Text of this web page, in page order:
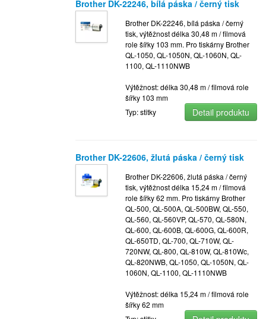
Brother DK-22246, bílá páska / černý tisk
Brother DK-22246, bílá páska / černý
tisk, výtěžnost délka 30,48 m / filmová
role šířky 103 mm. Pro tiskárny Brother
QL-1050, QL-1050N, QL-1060N, QL-
1100, QL-1110NWB
Výtěžnost: délka 30,48 m / filmová role
šířky 103 mm
Typ: stitky
Detail produktu
Brother DK-22606, žlutá páska / černý tisk
Brother DK-22606, žlutá páska / černý
tisk, výtěžnost délka 15,24 m / filmová
role šířky 62 mm. Pro tiskárny Brother
QL-500, QL-500A, QL-500BW, QL-550,
QL-560, QL-560VP, QL-570, QL-580N,
QL-600, QL-600B, QL-600G, QL-600R,
QL-650TD, QL-700, QL-710W, QL-
720NW, QL-800, QL-810W, QL-810Wc,
QL-820NWB, QL-1050, QL-1050N, QL-
1060N, QL-1100, QL-1110NWB
Výtěžnost: délka 15,24 m / filmová role
šířky 62 mm